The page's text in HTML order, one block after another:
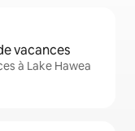
vacances
à Lake Hawea